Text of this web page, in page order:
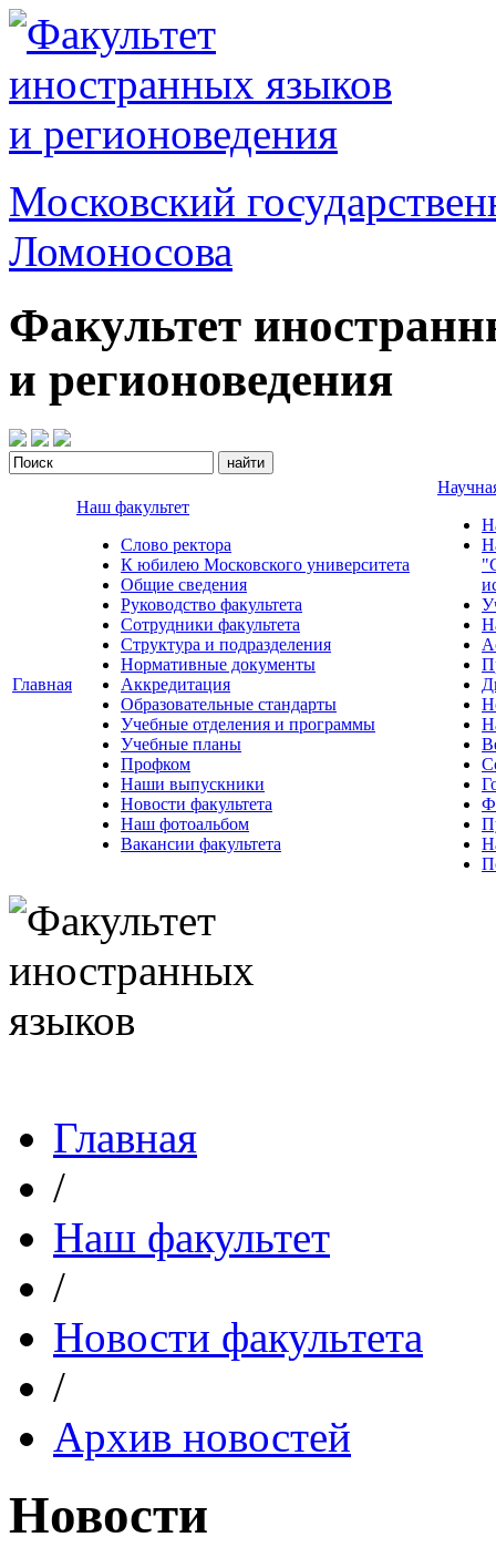
Московский
Ломоносова
Факультет
и регионоведения
Главная
Наш факультет
Слово ректора
К юбилею Московского университета
Общие сведения
Руководство факультета
Сотрудники факультета
Структура и подразделения
Нормативные документы
Аккредитация
Образовательные стандарты
Учебные отделения и программы
Учебные планы
Профком
Наши выпускники
Новости факультета
Наш фотоальбом
Вакансии факультета
Главная
/
Наш факультет
/
Новости факультета
/
Архив новостей
Новости